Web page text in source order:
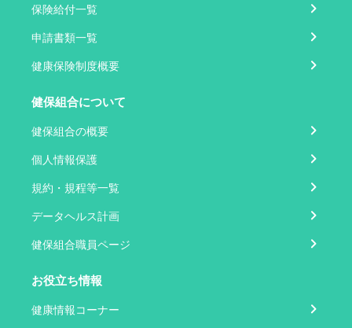
保険給付一覧
申請書類一覧
健康保険制度概要
健保組合について
健保組合の概要
個人情報保護
規約・規程等一覧
データヘルス計画
健保組合職員ページ
お役立ち情報
健康情報コーナー